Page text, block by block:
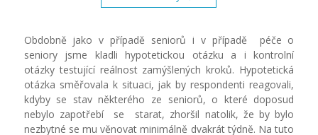
Obdobně jako v případě seniorů i v případě péče o
seniory jsme kladli hypotetickou otázku a i kontrolní
otázky testující reálnost zamýšlených kroků. Hypotetická
otázka směřovala k situaci, jak by respondenti reagovali,
kdyby se stav některého ze seniorů, o které doposud
nebylo zapotřebí se starat, zhoršil natolik, že by bylo
nezbytné se mu věnovat minimálně dvakrát týdně. Na tuto